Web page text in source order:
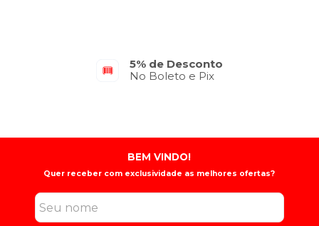
5% de Desconto
No Boleto e Pix
BEM VINDO!
Quer receber com exclusividade as melhores ofertas?